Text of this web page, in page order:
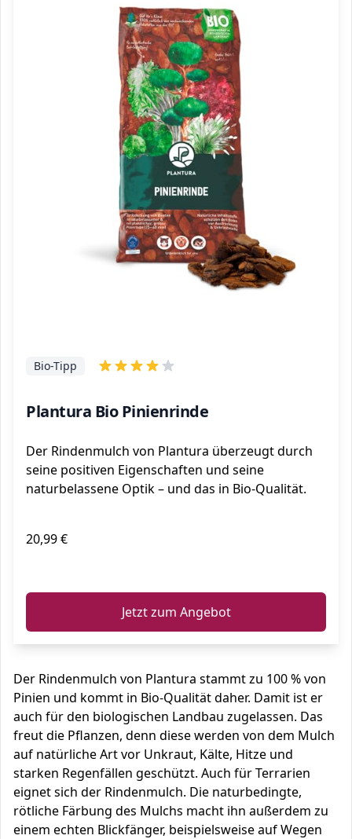
Plantura Bio Pinienrinde
Bio-Tipp
Der Rindenmulch von Plantura überzeugt durch
seine positiven Eigenschaften und seine
naturbelassene Optik – und das in Bio-Qualität.
20,99 €
Jetzt zum Angebot
Der Rindenmulch von Plantura stammt zu 100 % von
Pinien und kommt in Bio-Qualität daher. Damit ist er
auch für den biologischen Landbau zugelassen. Das
freut die Pflanzen, denn diese werden von dem Mulch
auf natürliche Art vor Unkraut, Kälte, Hitze und
starken Regenfällen geschützt. Auch für Terrarien
eignet sich der Rindenmulch. Die naturbedingte,
rötliche Färbung des Mulchs macht ihn außerdem zu
einem echten Blickfänger, beispielsweise auf Wegen